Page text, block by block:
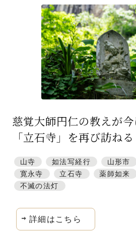
慈覚大師円仁の教えが
「立石寺」を再び訪ねる
山寺 如法写経行 山形市
寛永寺
立石寺 薬師如来
不滅の法灯
詳細はこちら